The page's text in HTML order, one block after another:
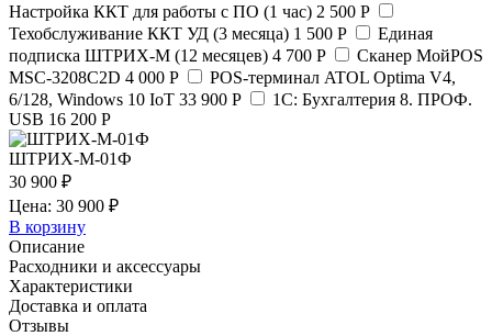
Настройка ККТ для работы с ПО (1 час) 2 500 Р
Техобслуживание ККТ УД (3 месяца) 1 500 Р
Единая
подписка ШТРИХ-М (12 месяцев) 4 700 Р
Сканер МойPOS
MSC-3208C2D 4 000 Р
POS-терминал ATOL Optima V4,
6/128, Windows 10 IoT 33 900 Р
1С: Бухгалтерия 8. ПРОФ.
USB 16 200 Р
ШТРИХ-М-01Ф
30 900 ₽
Цена: 30 900 ₽
В корзину
Описание
Расходники и аксессуары
Характеристики
Доставка и оплата
Отзывы